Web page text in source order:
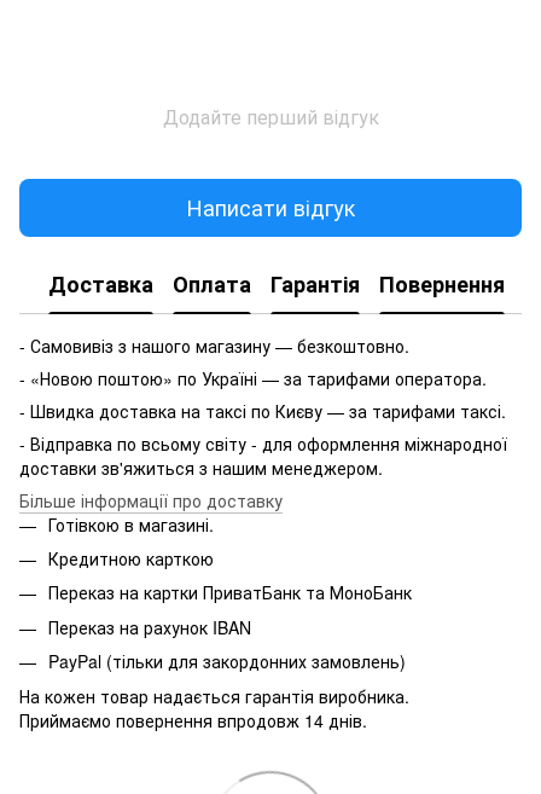
Додайте перший відгук
Написати відгук
Доставка Оплата Гарантія Повернення
- Самовивіз з нашого магазину — безкоштовно.
- «Новою поштою» по Україні — за тарифами оператора.
- Швидка доставка на таксі по Києву — за тарифами таксі.
- Відправка по всьому світу - для оформлення міжнародної
доставки зв'яжиться з нашим менеджером.
Більше інформації про доставку
Готівкою в магазині.
Кредитною карткою
Переказ на картки ПриватБанк та МоноБанк
Переказ на рахунок IBAN
PayPal (тільки для закордонних замовлень)
На кожен товар надається гарантія виробника.
Приймаємо повернення впродовж 14 днів.